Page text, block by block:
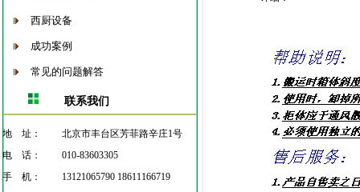
西厨设备
成功案例
常见的问题解答
联系我们
地 址：
北京市丰台区芳菲路辛庄1号
电 话：
010-83603305
手 机：
13121065790 18611166719